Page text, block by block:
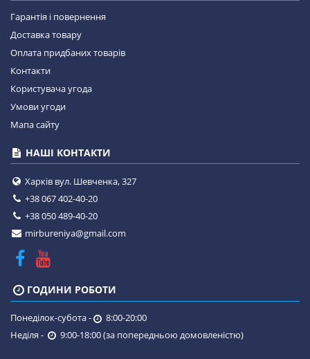
Гарантія і повернення
Доставка товару
Оплата придбаних товарів
Контакти
Користувача угода
Умови угоди
Мапа сайту
НАШІ КОНТАКТИ
Харків вул. Шевченка, 327
+38 067 402-40-20
+38 050 489-40-20
mirbureniya@gmail.com
ГОДИНИ РОБОТИ
Понеділок-субота -
8:00-20:00
Неділя -
9:00-18:00 (за попередньою домовленістю)